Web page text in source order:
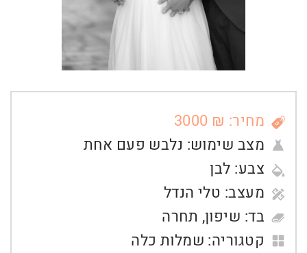
מחיר: ₪ 3000
מצב שימוש: נלבש פעם אחת
צבע: לבן
מעצב: טלי הנדל
בד: שיפון, תחרה
קטגוריה: שמלות כלה